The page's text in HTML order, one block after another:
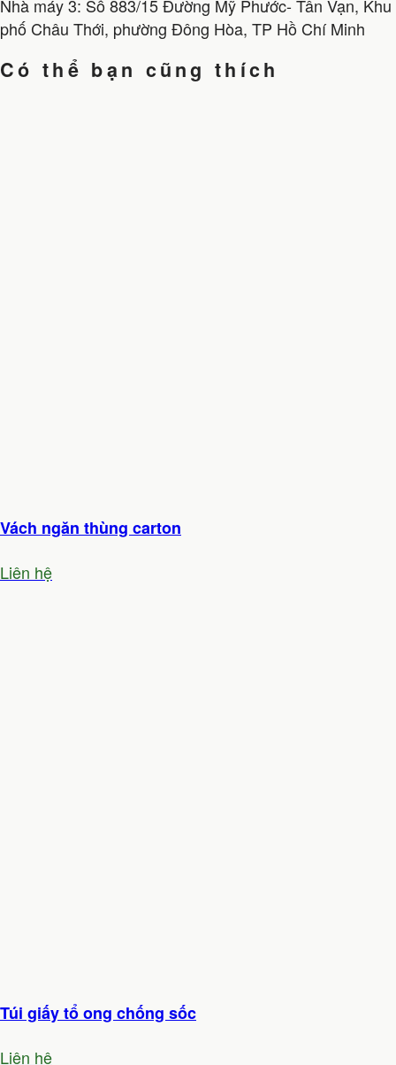
Nhà máy 3: Số 883/15 Đường Mỹ Phước- Tân Vạn, Khu
phố Châu Thới, phường Đông Hòa, TP Hồ Chí Minh
Có thể bạn cũng thích
Vách ngăn thùng carton
Liên hệ
Túi giấy tổ ong chống sốc
Liên hệ